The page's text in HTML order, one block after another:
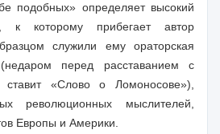
подобных» определяет высокий
к которому прибегает автор
служили ему ораторская
перед расставанием с
«Слово о Ломоносове»),
революционных мыслителей,
Европы и Америки.